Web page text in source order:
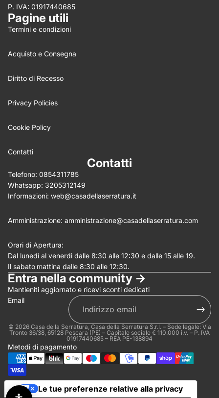
Nome *
Write 50 more characters and upload 0 more photos
(Allega .gif, .jpg, .png per un massimo di 5MB)
Annulla Invia
P. IVA: 01917440685
Pagine utili
Termini e condizioni
Acquisto e Consegna
Diritto di Recesso
Privacy Policies
Cookie Policy
Contatti
Contatti
Telefono: 0854311785
Whatsapp: 3205312149
Informazioni: web@casadellaserratura.it
Amministrazione: amministrazione@casadellaserratura.com
Orari di Apertura:
Dal lunedì al venerdì dalle 8:30 alle 12:30 e dalle 15 alle 19.
Il sabato mattina dalle 8:30 alle 12:30.
Entra nella community ->
Mantieniti aggiornato e ricevi sconti dedicati
Email
© 2026 Casa della Serratura, Casa della Serratura S.r.l. – Sede legale: Via
Tronto 36/38, 65128 Pescara (PE) – Capitale sociale € 110.000 i.v. – P. IVA
01917440685 – REA PE-138894
Metodi di pagamento
Le tue preferenze relative alla privacy